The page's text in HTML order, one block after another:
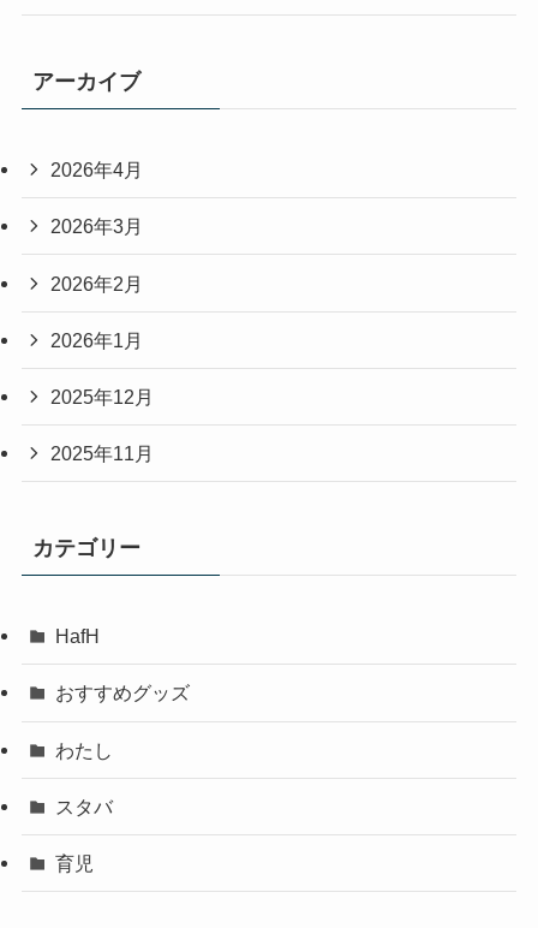
アーカイブ
2026年4月
2026年3月
2026年2月
2026年1月
2025年12月
2025年11月
カテゴリー
HafH
おすすめグッズ
わたし
スタバ
育児